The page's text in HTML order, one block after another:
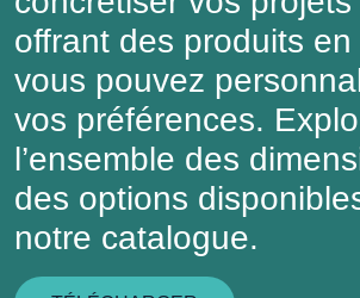
offrant des produits
vous pouvez
vos préférences.
l’ensemble des
des options
notre catalogue.